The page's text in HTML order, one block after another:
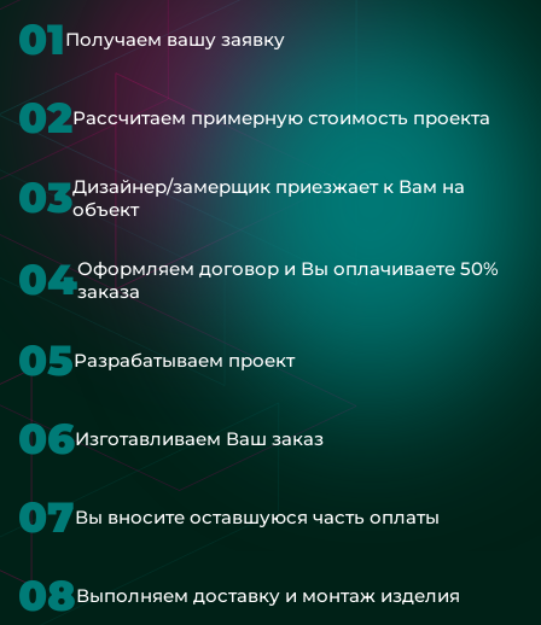
01Получаем вашу заявку
02Рассчитаем примерную стоимость проекта
03Дизайнер/замерщик приезжает к Вам на
объект
04Оформляем договор и Вы оплачиваете 50%
заказа
05Разрабатываем проект
06Изготавливаем Ваш заказ
07Вы вносите оставшуюся часть оплаты
08Выполняем доставку и монтаж изделия